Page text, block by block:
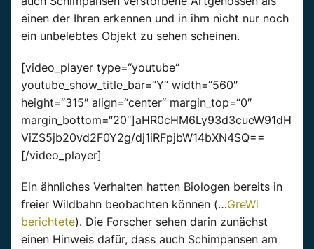
einen der Ihren erkennen und in ihm nicht nur noch
ein unbelebtes Objekt zu sehen scheinen.
[video_player type=“youtube“
youtube_show_title_bar=“Y“ width=“560″
height=“315″ align=“center“ margin_top=“0″
margin_bottom=“20″]aHR0cHM6Ly93d3cueW91dH
ViZS5jb20vd2F0Y2g/dj1iRFpjbW14bXN4SQ==
[/video_player]
Ein ähnliches Verhalten hatten Biologen bereits in
freier Wildbahn beobachten können (…GreWi
berichtete). Die Forscher sehen darin zunächst
einen Hinweis dafür, dass auch Schimpansen am